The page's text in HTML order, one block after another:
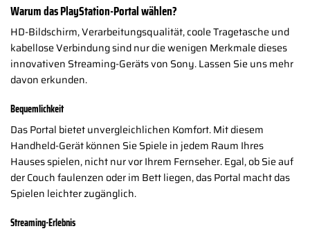
Warum das PlayStation-Portal wählen?
HD-Bildschirm, Verarbeitungsqualität, coole Tragetasche und
kabellose Verbindung sind nur die wenigen Merkmale dieses
innovativen Streaming-Geräts von Sony. Lassen Sie uns mehr
davon erkunden.
Bequemlichkeit
Das Portal bietet unvergleichlichen Komfort. Mit diesem
Handheld-Gerät können Sie Spiele in jedem Raum Ihres
Hauses spielen, nicht nur vor Ihrem Fernseher. Egal, ob Sie auf
der Couch faulenzen oder im Bett liegen, das Portal macht das
Spielen leichter zugänglich.
Streaming-Erlebnis